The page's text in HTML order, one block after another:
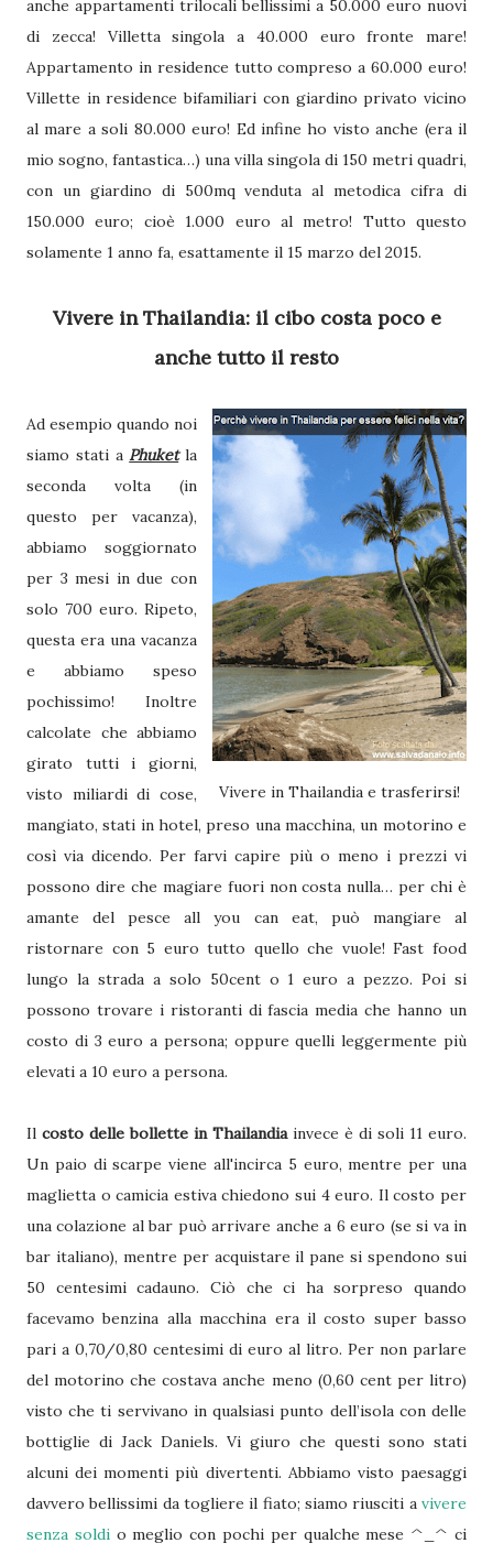
anche appartamenti trilocali bellissimi a 50.000 euro nuovi
di zecca! Villetta singola a 40.000 euro fronte mare!
Appartamento in residence tutto compreso a 60.000 euro!
Villette in residence bifamiliari con giardino privato vicino
al mare a soli 80.000 euro! Ed infine ho visto anche (era il
mio sogno, fantastica…) una villa singola di 150 metri quadri,
con un giardino di 500mq venduta al metodica cifra di
150.000 euro; cioè 1.000 euro al metro! Tutto questo
solamente 1 anno fa, esattamente il 15 marzo del 2015.
Vivere in Thailandia: il cibo costa poco e
anche tutto il resto
Vivere in Thailandia e trasferirsi!
Ad esempio quando noi
siamo stati aPhuketla
seconda volta (in
questo per vacanza),
abbiamo soggiornato
per 3 mesi in due con
solo 700 euro. Ripeto,
questa era una vacanza
e abbiamo speso
pochissimo! Inoltre
calcolate che abbiamo
girato tutti i giorni,
visto miliardi di cose,
mangiato, stati in hotel, preso una macchina, un motorino e
così via dicendo. Per farvi capire più o meno i prezzi vi
possono dire che magiare fuori non costa nulla… per chi è
amante del pesce all you can eat, può mangiare al
ristornare con 5 euro tutto quello che vuole! Fast food
lungo la strada a solo 50cent o 1 euro a pezzo. Poi si
possono trovare i ristoranti di fascia media che hanno un
costo di 3 euro a persona; oppure quelli leggermente più
elevati a 10 euro a persona.
Il costo delle bollette in Thailandiainvece è di soli 11 euro.
Un paio di scarpe viene all'incirca 5 euro, mentre per una
maglietta o camicia estiva chiedono sui 4 euro. Il costo per
una colazione al bar può arrivare anche a 6 euro (se si va in
bar italiano), mentre per acquistare il pane si spendono sui
50 centesimi cadauno. Ciò che ci ha sorpreso quando
facevamo benzina alla macchina era il costo super basso
pari a 0,70/0,80 centesimi di euro al litro. Per non parlare
del motorino che costava anche meno (0,60 cent per litro)
visto che ti servivano in qualsiasi punto dell’isola con delle
bottiglie di Jack Daniels. Vi giuro che questi sono stati
alcuni dei momenti più divertenti. Abbiamo visto paesaggi
davvero bellissimi da togliere il fiato; siamo riusciti a vivere
senza soldio meglio con pochi per qualche mese ^_^ ci